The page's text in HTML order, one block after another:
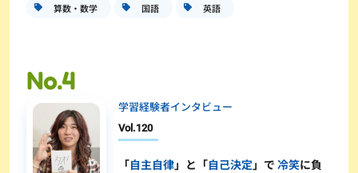
算数・数学 国語 英語
学習経験者インタビュー
Vol.120
「自主自律」と「自己決定」で冷笑に負